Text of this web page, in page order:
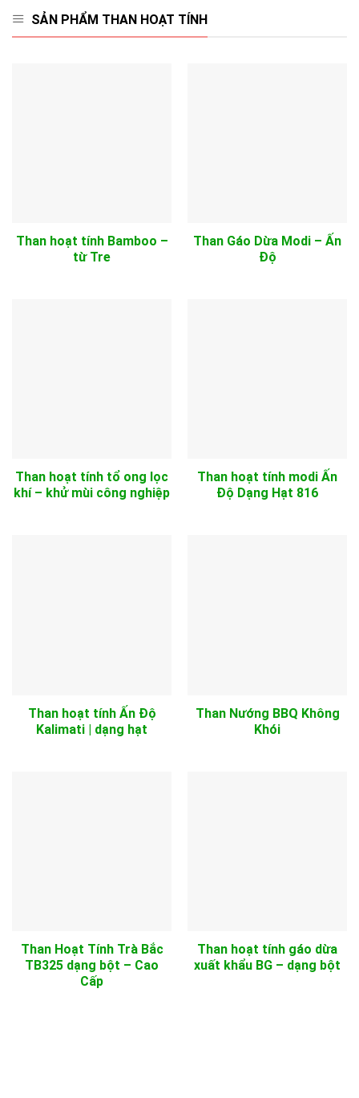
SẢN PHẨM THAN HOẠT TÍNH
Than hoạt tính Bamboo –
từ Tre
Than Gáo Dừa Modi – Ấn
Độ
Than hoạt tính tổ ong lọc
khí – khử mùi công nghiệp
Than hoạt tính modi Ấn
Độ Dạng Hạt 816
Than hoạt tính Ấn Độ
Kalimati | dạng hạt
Than Nướng BBQ Không
Khói
Than Hoạt Tính Trà Bắc
TB325 dạng bột – Cao
Cấp
Than hoạt tính gáo dừa
xuất khẩu BG – dạng bột